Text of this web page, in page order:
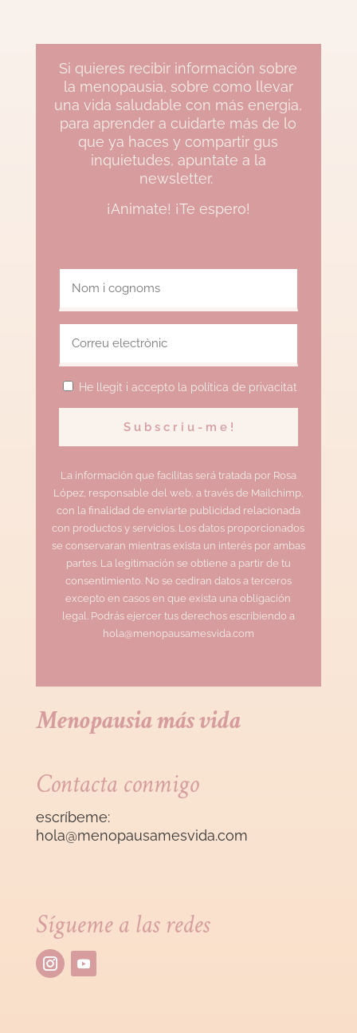
Si quieres recibir información sobre
la menopausia, sobre como llevar
una vida saludable con más energia,
para aprender a cuidarte más de lo
que ya haces y compartir gus
inquietudes, apuntate a la
newsletter.
¡Animate! ¡Te espero!
He llegit i accepto la política de privacitat
La información que facilitas será tratada por Rosa
López, responsable del web, a través de Mailchimp,
con la finalidad de enviarte publicidad relacionada
con productos y servicios. Los datos proporcionados
se conservaran mientras exista un interés por ambas
partes. La legitimación se obtiene a partir de tu
consentimiento. No se cediran datos a terceros
excepto en casos en que exista una obligación
legal. Podrás ejercer tus derechos escribiendo a
hola@menopausamesvida.com
Menopausia más vida
Contacta conmigo
escríbeme:
hola@menopausamesvida.com
Sígueme a las redes